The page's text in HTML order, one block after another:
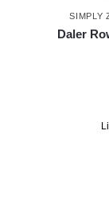
SIMPLY
Daler